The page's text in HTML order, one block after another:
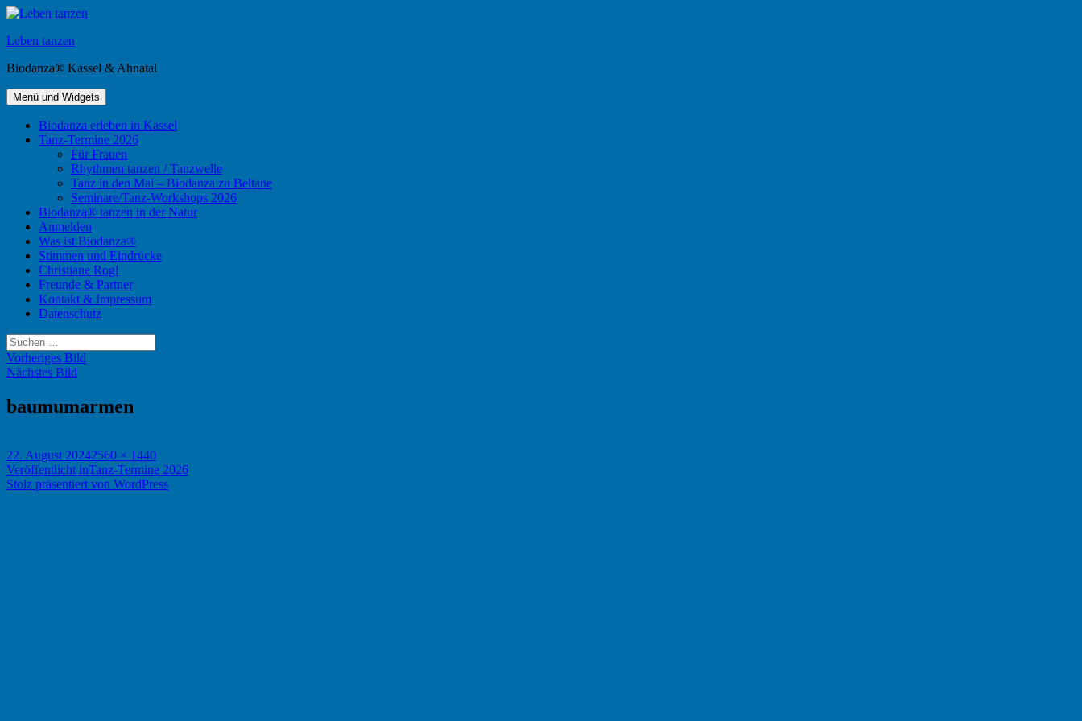
Zum
springen
Leben tanzen
Biodanza® Kassel & Ahnatal
Menü und Widgets
Biodanza erleben in Kassel
Tanz-Termine 2026
Für Frauen
Rhythmen tanzen / Tanzwelle
Tanz in den Mai – Biodanza zu Beltane
Seminare/Tanz-Workshops 2026
Biodanza® tanzen in der Natur
Anmelden
Was ist Biodanza®
Stimmen und Eindrücke
Christiane Rogl
Freunde & Partner
Kontakt & Impressum
Datenschutz
Suchen
nach:
Vorheriges Bild
Nächstes Bild
baumumarmen
Veröffentlicht
am
22. August 2024Originalgröße
2560 × 1440
Beitragsnavigation
Veröffentlicht inTanz-Termine 2026
Stolz präsentiert von WordPress